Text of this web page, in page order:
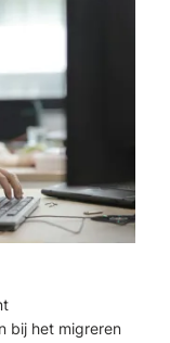
bij het migreren